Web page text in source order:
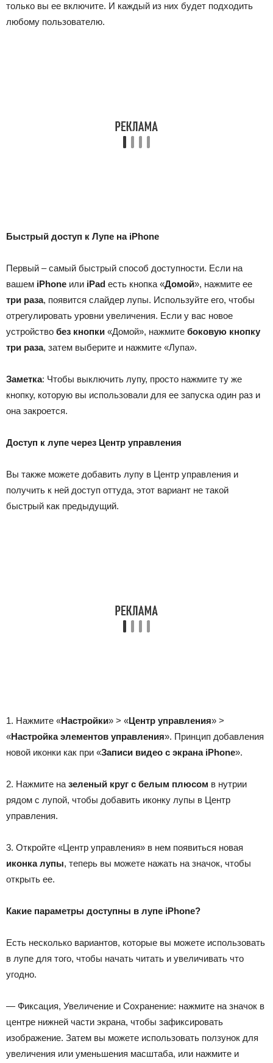
только вы ее включите. И каждый из них будет подходить
любому пользователю.
Быстрый доступ к Лупе на iPhone
Первый – самый быстрый способ доступности. Если на
вашем iPhone или iPad есть кнопка «Домой», нажмите ее
три раза, появится слайдер лупы. Используйте его, чтобы
отрегулировать уровни увеличения. Если у вас новое
устройство без кнопки «Домой», нажмите боковую кнопку
три раза, затем выберите и нажмите «Лупа».
Заметка: Чтобы выключить лупу, просто нажмите ту же
кнопку, которую вы использовали для ее запуска один раз и
она закроется.
Доступ к лупе через Центр управления
Вы также можете добавить лупу в Центр управления и
получить к ней доступ оттуда, этот вариант не такой
быстрый как предыдущий.
1. Нажмите «Настройки» > «Центр управления» >
«Настройка элементов управления». Принцип добавления
новой иконки как при «Записи видео с экрана iPhone».
2. Нажмите на зеленый круг с белым плюсом в нутрии
рядом с лупой, чтобы добавить иконку лупы в Центр
управления.
3. Откройте «Центр управления» в нем появиться новая
иконка лупы, теперь вы можете нажать на значок, чтобы
открыть ее.
Какие параметры доступны в лупе iPhone?
Есть несколько вариантов, которые вы можете использовать
в лупе для того, чтобы начать читать и увеличивать что
угодно.
— Фиксация, Увеличение и Сохранение: нажмите на значок в
центре нижней части экрана, чтобы зафиксировать
изображение. Затем вы можете использовать ползунок для
увеличения или уменьшения масштаба, или нажмите и